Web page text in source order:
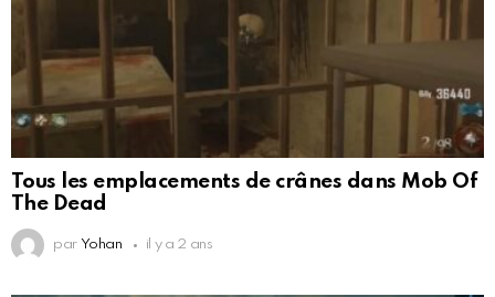
Tous les emplacements de crânes dans Mob Of
The Dead
par Yohan il y a 2 ans